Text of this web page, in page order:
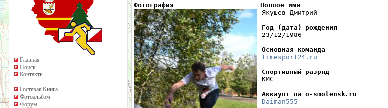
Главная
Поиск
Контакты
Гостевая Книга
Фотоальбом
Форум
Фотография                      Полное имя
Якушев Дмитрий
Год (дата) рождения
23/12/1986
Основная команда
timesport24.ru
Спортивный разряд
КМС
Аккаунт на o-smolensk.ru
Daiman555